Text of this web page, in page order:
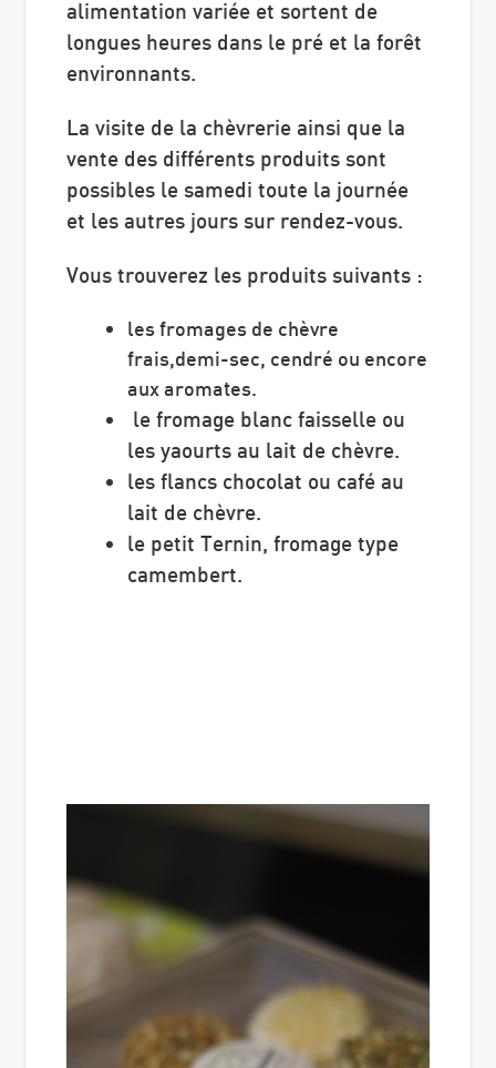
alimentation variée et sortent de
longues heures dans le pré et la forêt
environnants.
La visite de la chèvrerie ainsi que la
vente des différents produits sont
possibles le samedi toute la journée
et les autres jours sur rendez-vous.
Vous trouverez les produits suivants :
les fromages de chèvre
frais,demi-sec, cendré ou encore
aux aromates.
le fromage blanc faisselle ou
les yaourts au lait de chèvre.
les flancs chocolat ou café au
lait de chèvre.
le petit Ternin, fromage type
camembert.